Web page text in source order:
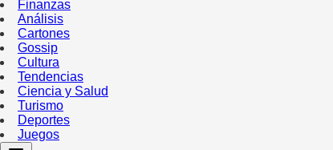
Finanzas
Análisis
Cartones
Gossip
Cultura
Tendencias
Ciencia y Salud
Turismo
Deportes
Juegos